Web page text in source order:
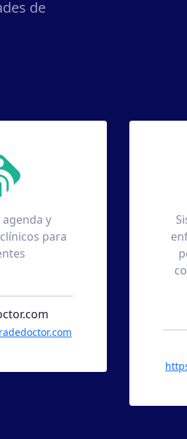
de
de facturación
en el la micro y
empresa, así